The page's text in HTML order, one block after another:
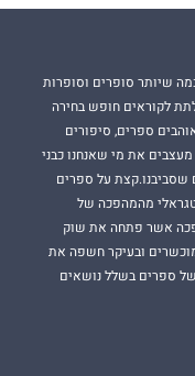
שיותר סופרים וסופרות
לקוראים חופש בחירה
ספרים, סיפורים
את מי שאנחנו כבני
שסביבנו.קצת על ספרים
מהמהפכה של
אשר פתחה את שוק
ובעיקר חשפה את
ספרים בשלל נושאים